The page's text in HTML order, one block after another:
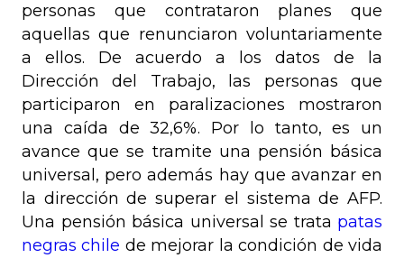
personas que contrataron planes que
aquellas que renunciaron voluntariamente
a ellos. De acuerdo a los datos de la
Dirección del Trabajo, las personas que
participaron en paralizaciones mostraron
una caída de 32,6%. Por lo tanto, es un
avance que se tramite una pensión básica
universal, pero además hay que avanzar en
la dirección de superar el sistema de AFP.
Una pensión básica universal se trata patas
negras chile de mejorar la condición de vida